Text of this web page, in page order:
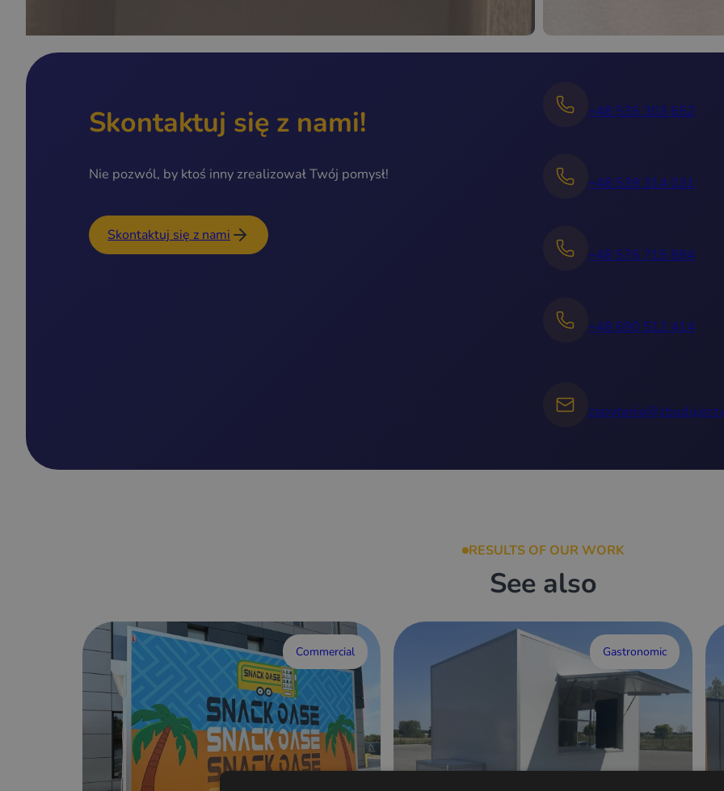
Skontaktuj się z nami!
Nie pozwól, by ktoś inny zrealizował Twój pomysł!
Skontaktuj się z nami
+48 535 303 652
+48 539 314 031
+48 576 715 894
+48 690 512 414
RESULTS OF OUR WORK
See also
Commercial Gastronomic